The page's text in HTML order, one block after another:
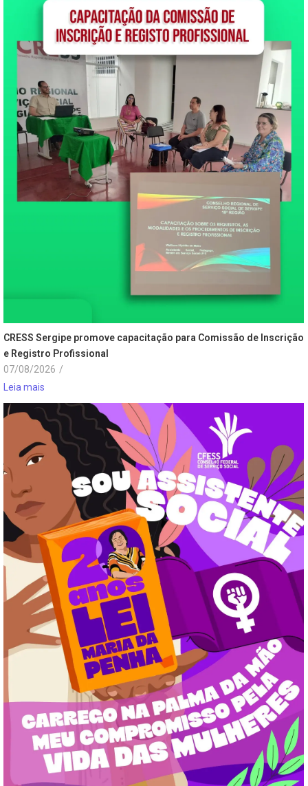
profissionais fizeram o envio
de currículos (lattes, vittae…
CRESS Sergipe promove capacitação para Comissão de Inscrição
e Registro Profissional
07/08/2026 /
Leia mais